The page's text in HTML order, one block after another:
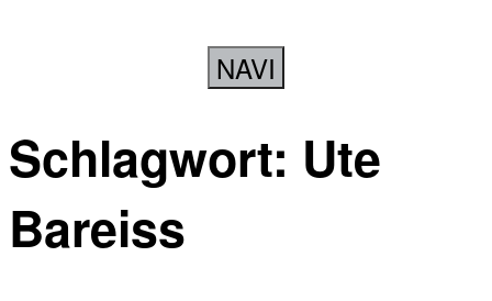
NAVI
Schlagwort: Ute
Bareiss